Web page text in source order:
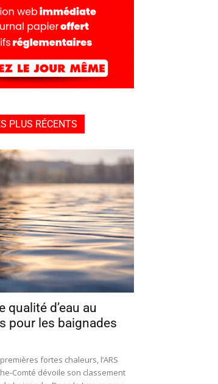
PLUS RÉCENTS
qualité d’eau au
pour les baignades
fortes chaleurs, l’ARS
Comté dévoile son classement